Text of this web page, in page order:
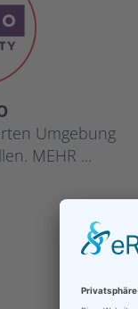
Umgebung
MEHR ...